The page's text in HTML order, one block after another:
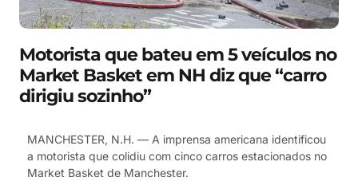
Motorista que bateu em 5 veículos no
Market Basket em NH diz que “carro
dirigiu sozinho”
MANCHESTER, N.H. — A imprensa americana identificou
a motorista que colidiu com cinco carros estacionados no
Market Basket de Manchester.